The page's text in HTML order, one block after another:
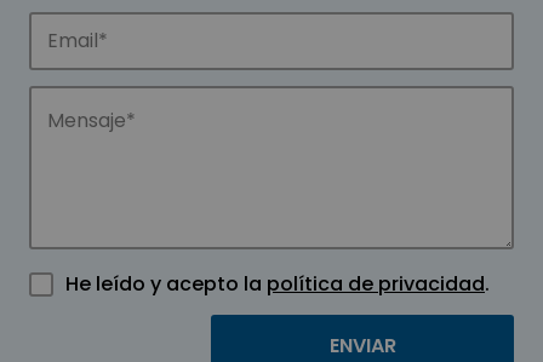
He leído y acepto la política de privacidad.